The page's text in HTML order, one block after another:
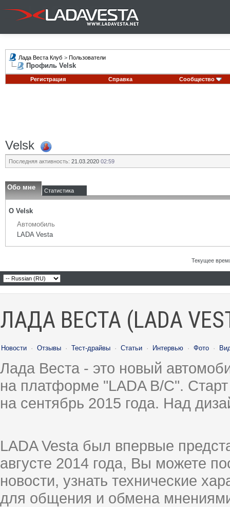
Лада Веста Клуб > Пользователи
Профиль Velsk
Регистрация Справка Сообщество
Velsk
Последняя активность: 21.03.2020 02:59
Обо мне Статистика
О Velsk
Автомобиль
LADA Vesta
Текущее
ЛАДА ВЕСТА (LADA
Новости · Отзывы · Тест-драйвы · Статьи · Интервью · Фото ·
Лада Веста - это новый
на платформе "LADA B/C".
на сентябрь 2015 года. Над
LADA Vesta был впервые
августе 2014 года, Вы можете
новости, узнать технические
для общения и обмена